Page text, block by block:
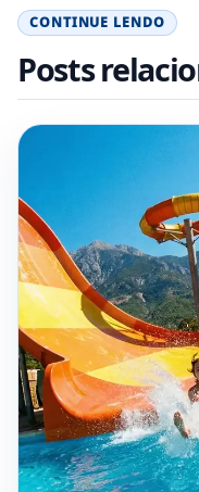
CONTINUE LENDO
Posts